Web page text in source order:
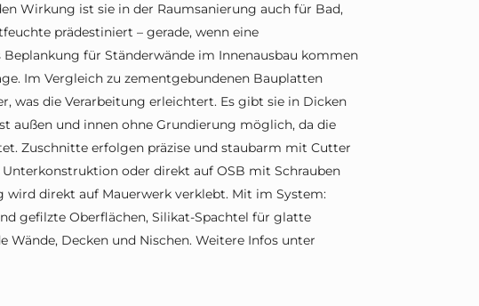
Wirkung ist sie in der Raumsanierung auch für Bad,
prädestiniert – gerade, wenn eine
für Ständerwände im Innenausbau kommen
Im Vergleich zu zementgebundenen Bauplatten
was die Verarbeitung erleichtert. Es gibt sie in Dicken
außen und innen ohne Grundierung möglich, da die
Zuschnitte erfolgen präzise und staubarm mit Cutter
oder direkt auf OSB mit Schrauben
wird direkt auf Mauerwerk verklebt. Mit im System:
gefilzte Oberflächen, Silikat-Spachtel für glatte
Wände, Decken und Nischen. Weitere Infos unter